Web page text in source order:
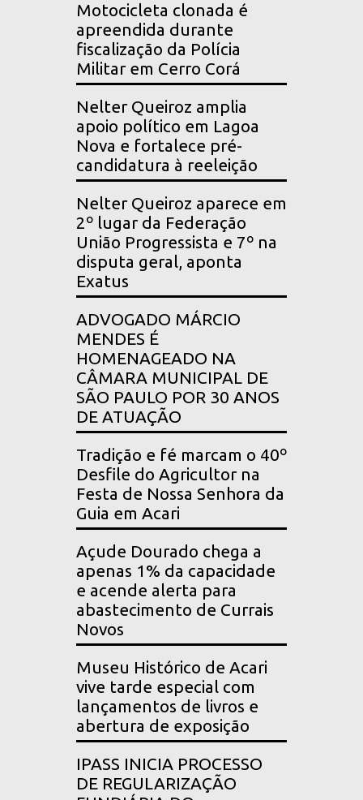
Motocicleta clonada é
apreendida durante
fiscalização da Polícia
Militar em Cerro Corá
Nelter Queiroz amplia
apoio político em Lagoa
Nova e fortalece pré-
candidatura à reeleição
Nelter Queiroz aparece em
2º lugar da Federação
União Progressista e 7º na
disputa geral, aponta
Exatus
ADVOGADO MÁRCIO
MENDES É
HOMENAGEADO NA
CÂMARA MUNICIPAL DE
SÃO PAULO POR 30 ANOS
DE ATUAÇÃO
Tradição e fé marcam o 40º
Desfile do Agricultor na
Festa de Nossa Senhora da
Guia em Acari
Açude Dourado chega a
apenas 1% da capacidade
e acende alerta para
abastecimento de Currais
Novos
Museu Histórico de Acari
vive tarde especial com
lançamentos de livros e
abertura de exposição
IPASS INICIA PROCESSO
DE REGULARIZAÇÃO